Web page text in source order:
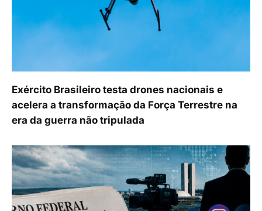
Exército Brasileiro testa drones nacionais e
acelera a transformação da Força Terrestre na
era da guerra não tripulada